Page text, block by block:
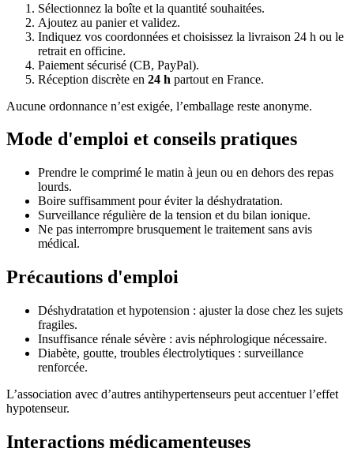
Sélectionnez la boîte et la quantité souhaitées.
Ajoutez au panier et validez.
Indiquez vos coordonnées et choisissez la livraison 24 h ou le
retrait en officine.
Paiement sécurisé (CB, PayPal).
Réception discrète en 24 h partout en France.
Aucune ordonnance n’est exigée, l’emballage reste anonyme.
Mode d'emploi et conseils pratiques
Prendre le comprimé le matin à jeun ou en dehors des repas
lourds.
Boire suffisamment pour éviter la déshydratation.
Surveillance régulière de la tension et du bilan ionique.
Ne pas interrompre brusquement le traitement sans avis
médical.
Précautions d'emploi
Déshydratation et hypotension : ajuster la dose chez les sujets
fragiles.
Insuffisance rénale sévère : avis néphrologique nécessaire.
Diabète, goutte, troubles électrolytiques : surveillance
renforcée.
L’association avec d’autres antihypertenseurs peut accentuer l’effet
hypotenseur.
Interactions médicamenteuses